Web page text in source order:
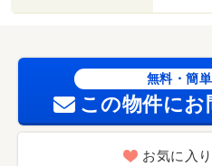
無料・簡
この物件に
お気に入